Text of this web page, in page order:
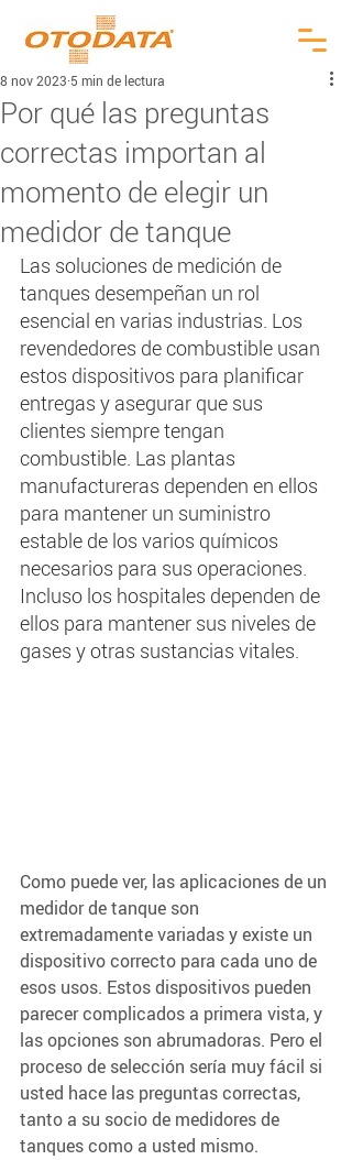
Por qué las preguntas
correctas importan al
momento de elegir un
medidor de tanque
8 nov 2023 5 min de lectura
Las soluciones de medición de
tanques desempeñan un rol
esencial en varias industrias. Los
revendedores de combustible usan
estos dispositivos para planificar
entregas y asegurar que sus
clientes siempre tengan
combustible. Las plantas
manufactureras dependen en ellos
para mantener un suministro
estable de los varios químicos
necesarios para sus operaciones.
Incluso los hospitales dependen de
ellos para mantener sus niveles de
gases y otras sustancias vitales.
Como puede ver, las aplicaciones de un
medidor de tanque son
extremadamente variadas y existe un
dispositivo correcto para cada uno de
esos usos. Estos dispositivos pueden
parecer complicados a primera vista, y
las opciones son abrumadoras. Pero el
proceso de selección sería muy fácil si
usted hace las preguntas correctas,
tanto a su socio de medidores de
tanques como a usted mismo.